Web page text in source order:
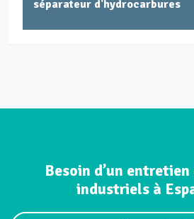
séparateur d'hydrocarbures
Besoin d’un entretien
industriels à